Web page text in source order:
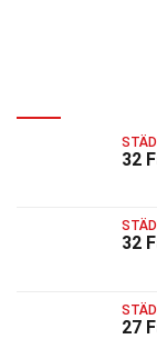
32
32
27